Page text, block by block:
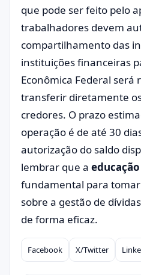
que pode ser feito pelo
trabalhadores devem
compartilhamento das
instituições financeiras
Econômica Federal será
transferir diretamente
credores. O prazo
operação é de até 30
autorização do saldo
lembrar que a
fundamental para
sobre a gestão de
de forma eficaz.
Compartilhar
Facebook X/Twitter